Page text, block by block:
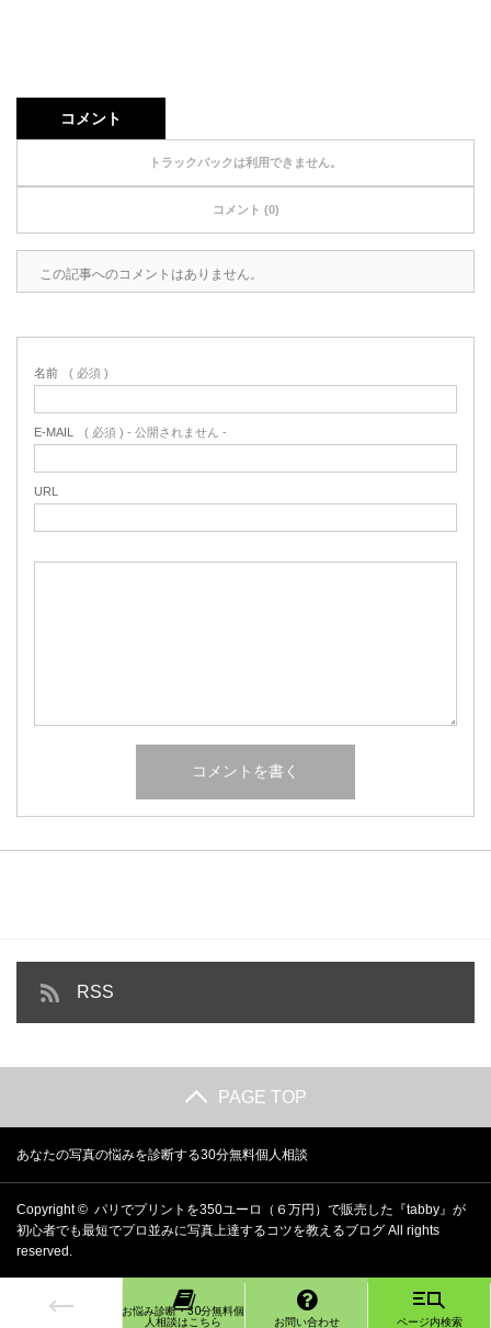
コメント
トラックバックは利用できません。
コメント (0)
この記事へのコメントはありません。
名前 ( 必須 )
E-MAIL ( 必須 ) - 公開されません -
URL
RSS
PAGE TOP
あなたの写真の悩みを診断する30分無料個人相談
Copyright © パリでプリントを350ユーロ（６万円）で販売した『tabby』が
初心者でも最短でプロ並みに写真上達するコツを教えるブログ All rights
reserved.